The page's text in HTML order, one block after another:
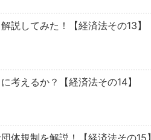
説してみた！【経済法その13】
考えるか？【経済法その14】
体規制を解説！【経済法その15】